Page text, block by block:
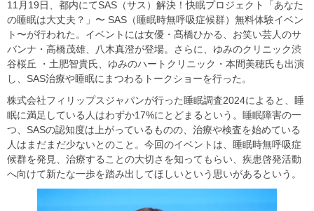
11月19日、都内にてSAS（サス）解決！快眠プロジェクト「あなた
の睡眠は大丈夫？」〜 SAS（睡眠時無呼吸症候群）無料体験イベン
ト〜が行われた。イベントには女優・髙橋ひかる、お笑い芸人のサ
バンナ・高橋茂雄、八木真澄が登場。さらに、ゆみのクリニック渋
谷桜丘 ・土肥智貴氏、ゆみのハートクリニック・本間美穂氏も出演
し、SAS治療や睡眠にまつわるトークショーを行った。
株式会社フィリップスジャパンが行った睡眠調査2024によると、睡
眠に満足している人はわずか17%にとどまるという。睡眠障害の一
つ、SASの認知度は上がっているものの、治療や検査を始めている
人はまだまだ少ないとのこと。今回のイベントは、睡眠時無呼吸症
候群を発見、治療することの大切さを知ってもらい、疾患啓発活動
へ向けて新たな一歩を踏み出してほしいという思いがあるという。